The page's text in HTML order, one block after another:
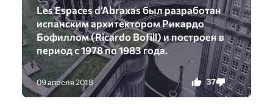
Les Espaces d’Abraxas был разработан
испанским архитектором Рикардо
Бофиллом (Ricardo Bofill) и построен в
период с 1978 по 1983 года.
09 апреля 2018 37 0